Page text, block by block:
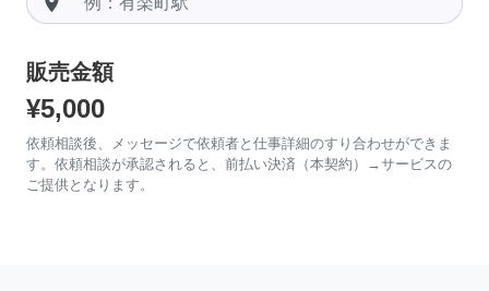
販売金額
¥5,000
依頼相談後、メッセージで依頼者と仕事詳細のすり合わせができま
す。依頼相談が承認されると、前払い決済（本契約）→サービスの
ご提供となります。